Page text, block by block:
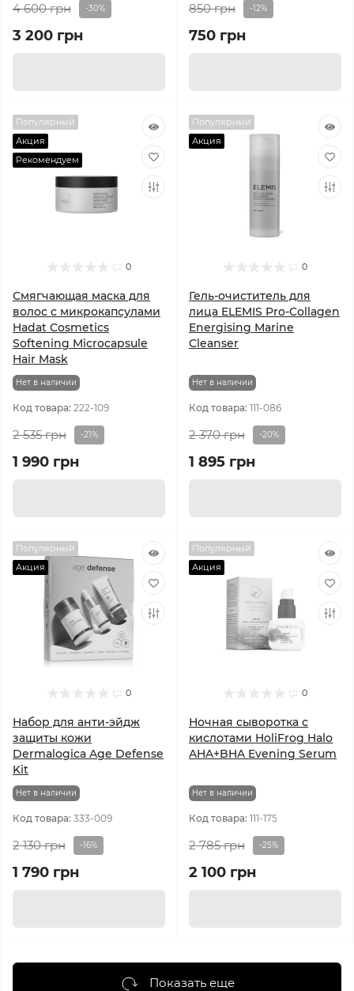
4 600 грн -30%
3 200 грн
850 грн -12%
750 грн
Популярный
Акция
Рекомендуем
0
Смягчающая маска для
волос с микрокапсулами
Hadat Cosmetics
Softening Microcapsule
Hair Mask
Нет в наличии
Код товара: 222-109
2 535 грн -21%
1 990 грн
Популярный
Акция
0
Гель-очиститель для
лица ELEMIS Pro-Collagen
Energising Marine
Cleanser
Нет в наличии
Код товара: 111-086
2 370 грн -20%
1 895 грн
Популярный
Акция
0
Набор для анти-эйдж
защиты кожи
Dermalogica Age Defense
Kit
Нет в наличии
Код товара: 333-009
2 130 грн -16%
1 790 грн
Популярный
Акция
0
Ночная сыворотка с
кислотами HoliFrog Halo
AHA+BHA Evening Serum
Нет в наличии
Код товара: 111-175
2 785 грн -25%
2 100 грн
Показать еще